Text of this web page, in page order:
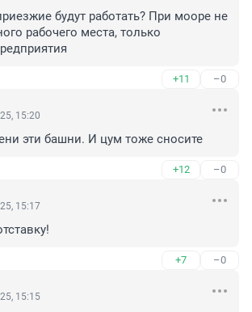
будут работать? При мооре не
рабочего места, только
+11 –0
15:20
эти башни. И цум тоже сносите
+12 –0
15:17
+7 –0
15:15